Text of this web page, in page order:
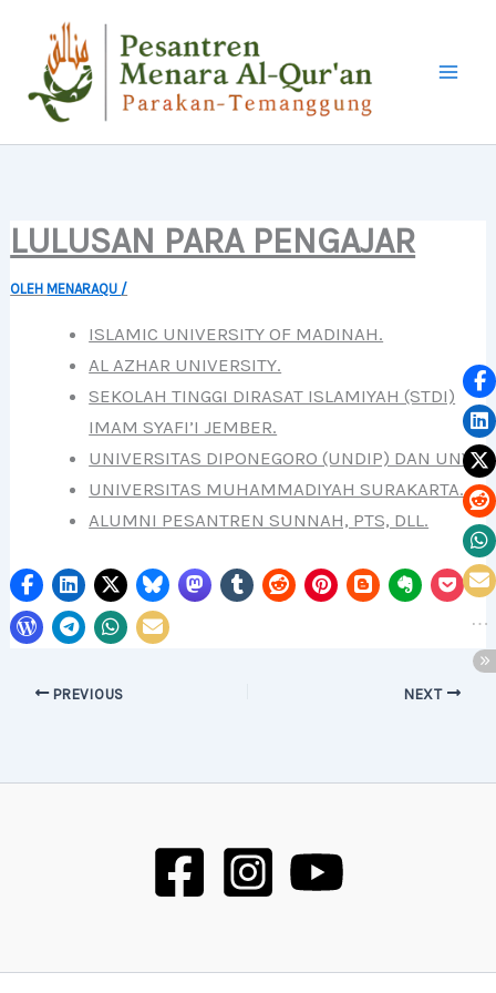
KONTEN
LULUSAN PARA PENGAJAR
OLEH MENARAQU /
ISLAMIC UNIVERSITY OF MADINAH.
AL AZHAR UNIVERSITY.
SEKOLAH TINGGI DIRASAT ISLAMIYAH (STDI)
IMAM SYAFI’I JEMBER.
UNIVERSITAS DIPONEGORO (UNDIP) DAN UNY.
UNIVERSITAS MUHAMMADIYAH SURAKARTA.
ALUMNI PESANTREN SUNNAH, PTS, DLL.
PREVIOUS NEXT